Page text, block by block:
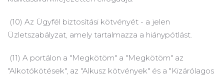
(10) Az Ügyfél biztosítási kötvényét - a jelen
Üzletszabályzat, amely tartalmazza a hiánypótlást.
(11) A portálon a "Megkötöm" a "Megkötöm" az
"Alkotókötések", az "Alkusz kötvények" és a "Kizárólagos